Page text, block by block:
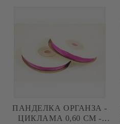
ПАНДЕЛКА ОРГАНЗА -
ЦИКЛАМА 0,60 СМ -